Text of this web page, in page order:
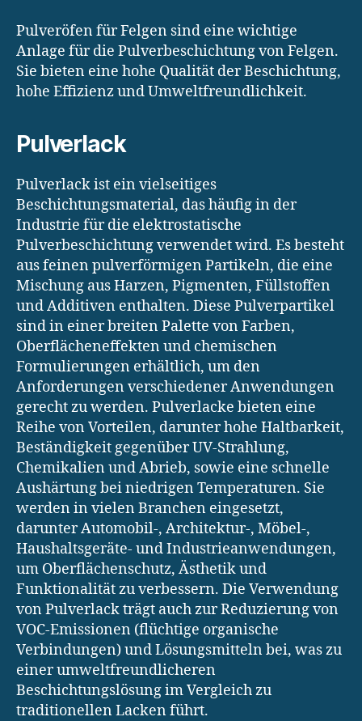
Pulveröfen für Felgen sind eine wichtige
Anlage für die Pulverbeschichtung von Felgen.
Sie bieten eine hohe Qualität der Beschichtung,
hohe Effizienz und Umweltfreundlichkeit.
Pulverlack
Pulverlack ist ein vielseitiges
Beschichtungsmaterial, das häufig in der
Industrie für die elektrostatische
Pulverbeschichtung verwendet wird. Es besteht
aus feinen pulverförmigen Partikeln, die eine
Mischung aus Harzen, Pigmenten, Füllstoffen
und Additiven enthalten. Diese Pulverpartikel
sind in einer breiten Palette von Farben,
Oberflächeneffekten und chemischen
Formulierungen erhältlich, um den
Anforderungen verschiedener Anwendungen
gerecht zu werden. Pulverlacke bieten eine
Reihe von Vorteilen, darunter hohe Haltbarkeit,
Beständigkeit gegenüber UV-Strahlung,
Chemikalien und Abrieb, sowie eine schnelle
Aushärtung bei niedrigen Temperaturen. Sie
werden in vielen Branchen eingesetzt,
darunter Automobil-, Architektur-, Möbel-,
Haushaltsgeräte- und Industrieanwendungen,
um Oberflächenschutz, Ästhetik und
Funktionalität zu verbessern. Die Verwendung
von Pulverlack trägt auch zur Reduzierung von
VOC-Emissionen (flüchtige organische
Verbindungen) und Lösungsmitteln bei, was zu
einer umweltfreundlicheren
Beschichtungslösung im Vergleich zu
traditionellen Lacken führt.